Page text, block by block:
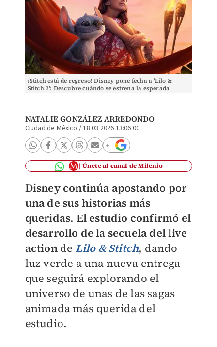
¡Stitch está de regreso! Disney pone fecha a 'Lilo &
Stitch 2': Descubre cuándo se estrena la esperada
NATALIE GONZÁLEZ ARREDONDO
Ciudad de México /18.03.2026 13:06:00
Únete al canal de Milenio
Disney continúa apostando por
una de sus historias más
queridas. El estudio confirmó el
desarrollo de la secuela del live
actionde Lilo & Stitch, dando
luz verde a una nueva entrega
que seguirá explorando el
universo de unas de las sagas
animada más querida del
estudio.